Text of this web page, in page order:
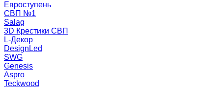
Евроступень
СВП №1
Salag
3D Крестики СВП
L-Декор
DesignLed
SWG
Genesis
Aspro
Teckwood